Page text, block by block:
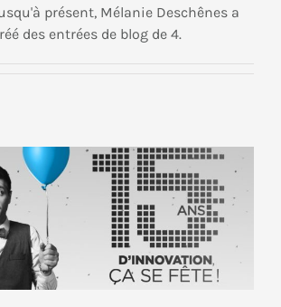
présent, Mélanie Deschênes a
des entrées de blog de 4.